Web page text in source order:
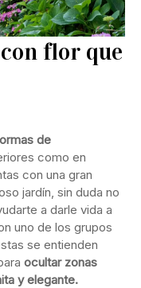
flor que
de
como en
con una gran
jardín, sin duda no
a darle vida a
uno de los grupos
se entienden
ocultar zonas
y elegante.